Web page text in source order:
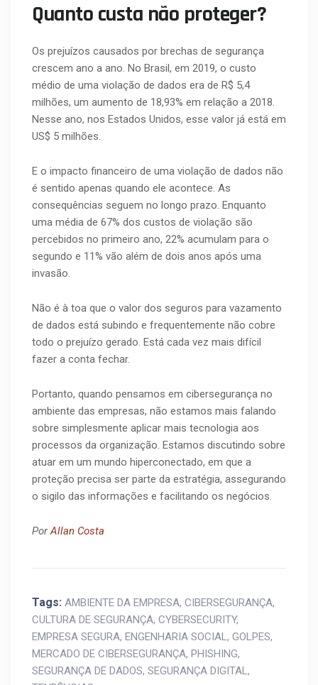
Quanto custa não proteger?
Os prejuízos causados por brechas de segurança
crescem ano a ano. No Brasil, em 2019, o custo
médio de uma violação de dados era de R$ 5,4
milhões, um aumento de 18,93% em relação a 2018.
Nesse ano, nos Estados Unidos, esse valor já está em
US$ 5 milhões.
E o impacto financeiro de uma violação de dados não
é sentido apenas quando ele acontece. As
consequências seguem no longo prazo. Enquanto
uma média de 67% dos custos de violação são
percebidos no primeiro ano, 22% acumulam para o
segundo e 11% vão além de dois anos após uma
invasão.
Não é à toa que o valor dos seguros para vazamento
de dados está subindo e frequentemente não cobre
todo o prejuízo gerado. Está cada vez mais difícil
fazer a conta fechar.
Portanto, quando pensamos em cibersegurança no
ambiente das empresas, não estamos mais falando
sobre simplesmente aplicar mais tecnologia aos
processos da organização. Estamos discutindo sobre
atuar em um mundo hiperconectado, em que a
proteção precisa ser parte da estratégia, assegurando
o sigilo das informações e facilitando os negócios.
PorAllan Costa
Tags: AMBIENTE DA EMPRESA, CIBERSEGURANÇA,
CULTURA DE SEGURANÇA, CYBERSECURITY,
EMPRESA SEGURA, ENGENHARIA SOCIAL, GOLPES,
MERCADO DE CIBERSEGURANÇA, PHISHING,
SEGURANÇA DE DADOS, SEGURANÇA DIGITAL,